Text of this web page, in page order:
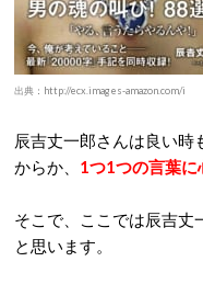
出典：http://ecx.images-amazon.com/i
辰吉丈一郎さんは良い時
からか、 1つ1つの言葉
そこで、ここでは辰吉丈
と思います。